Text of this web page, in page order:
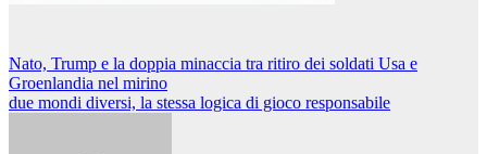
Navigazione
articoli
Nato, Trump e la doppia minaccia tra ritiro dei soldati Usa e
Groenlandia nel mirino
due mondi diversi, la stessa logica di gioco responsabile